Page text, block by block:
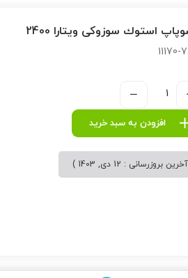
استوك سوزوکی ویتارا 2400
11170-
افزودن به سبد خرید
بروزرسانی : 12 دی, 1403 )